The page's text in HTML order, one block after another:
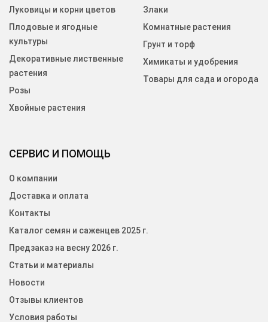
СЕРВИС И ПОМОЩЬ
О компании
Доставка и оплата
Контакты
Каталог семян и саженцев 2025 г.
Предзаказ на весну 2026 г.
Статьи и материалы
Новости
Отзывы клиентов
Условия работы
Луковицы и корни цветов
Плодовые и ягодные
культуры
Декоративные лиственные
растения
Розы
Хвойные растения
Злаки
Комнатные растения
Грунт и торф
Химикаты и удобрения
Товары для сада и огорода